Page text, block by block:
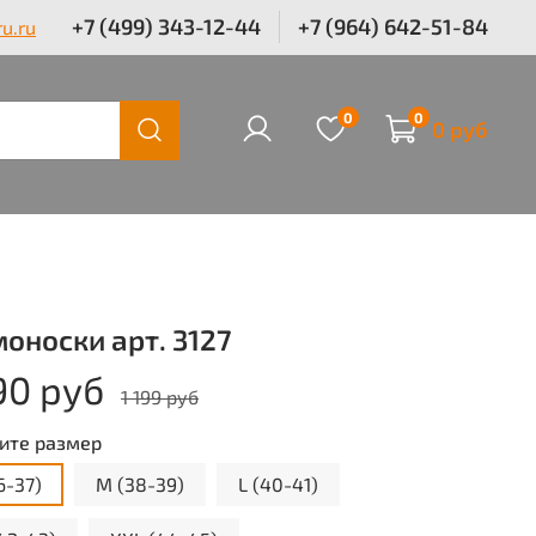
+7 (499) 343-12-44 +7 (964) 642-51-84
0 0 0 руб
арт. 3127
руб
1 199 руб
размер
37)
M (38-39) L (40-41)